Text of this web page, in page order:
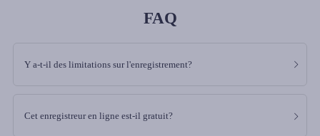
FAQ
Y a-t-il des limitations sur l'enregistrement?
Cet enregistreur en ligne est-il gratuit?